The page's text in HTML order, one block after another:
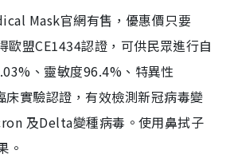
Mask官網有售，優惠價只要
歐盟CE1434認證，可供民眾進行自
、靈敏度96.4%、特異性
實驗認證，有效檢測新冠病毒變
及Delta變種病毒。使用鼻拭子
。